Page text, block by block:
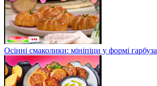
Осінні смаколики: мініпіци у формі гарбуза